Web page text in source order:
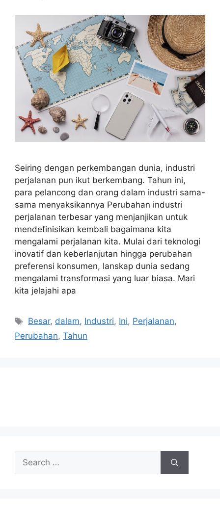
Seiring dengan perkembangan dunia, industri
perjalanan pun ikut berkembang. Tahun ini,
para pelancong dan orang dalam industri sama-
sama menyaksikannya Perubahan industri
perjalanan terbesar yang menjanjikan untuk
mendefinisikan kembali bagaimana kita
mengalami perjalanan kita. Mulai dari teknologi
inovatif dan keberlanjutan hingga perubahan
preferensi konsumen, lanskap dunia sedang
mengalami transformasi yang luar biasa. Mari
kita jelajahi apa
Tags
Besar, dalam, Industri, Ini, Perjalanan,
Perubahan, Tahun
Search
for: